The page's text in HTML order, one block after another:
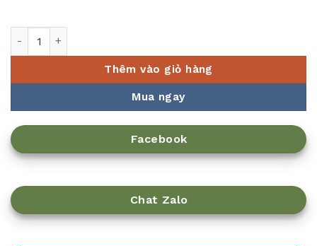
Thêm vào giỏ hàng
Mua ngay
Facebook
Chat Zalo